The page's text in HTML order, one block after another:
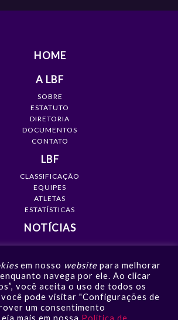
HOME
A LBF
SOBRE
ESTATUTO
DIRETORIA
DOCUMENTOS
CONTATO
LBF
CLASSIFICAÇÃO
EQUIPES
ATLETAS
ESTATÍSTICAS
NOTÍCIAS
GALERIAS
VÍDEOS
NOTÍCIAS
CONTATO
em nosso website para melhorar
navega por ele. Ao clicar
você aceita o uso de todos os
você pode visitar "Configurações de
um consentimento
mais em nossa Política de